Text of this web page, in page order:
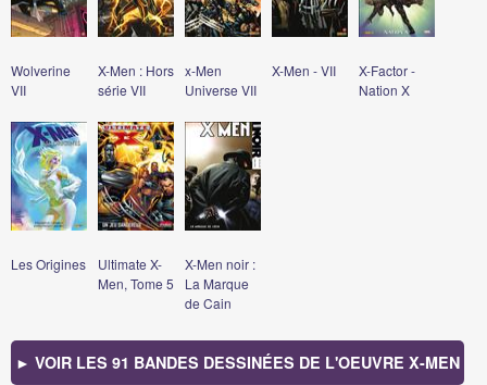
Wolverine
VII
X-Men : Hors
série VII
x-Men
Universe VII
X-Men - VII
X-Factor -
Nation X
Les Origines
Ultimate X-
Men, Tome 5
X-Men noir :
La Marque
de Cain
► VOIR LES 91 BANDES DESSINÉES DE L'OEUVRE X-MEN